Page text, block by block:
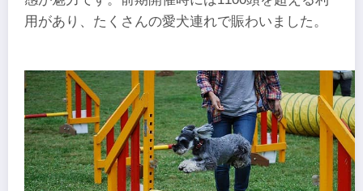
用があり、たくさんの愛犬連れで賑わいました。